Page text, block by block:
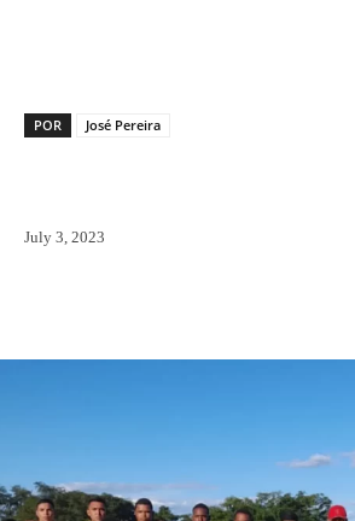
POR José Pereira
July 3, 2023